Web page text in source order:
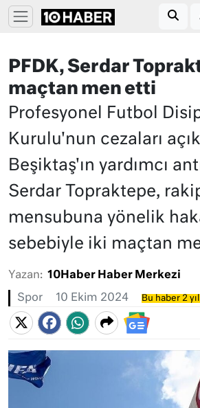
PFDK, Serdar
maçtan men etti
Profesyonel Futbol
Kurulu'nun cezaları
Beşiktaş'ın yardımcı
Serdar Topraktepe,
mensubuna yönelik
sebebiyle iki maçtan
Yazan: 10Haber Haber Merkezi
Spor 10 Ekim 2024 Bu haber 2